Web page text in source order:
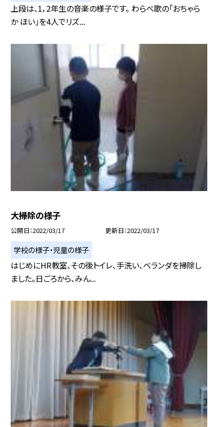
上段は、1，2年生の音楽の様子です。 わらべ歌の「おちゃら
か ほい」を4人でリズ...
大掃除の様子
公開日 2022/03/17 更新日 2022/03/17
学校の様子・児童の様子
はじめにHR教室、その後トイレ、手洗い、ベランダを掃除し
ました。日ごろから、みん...